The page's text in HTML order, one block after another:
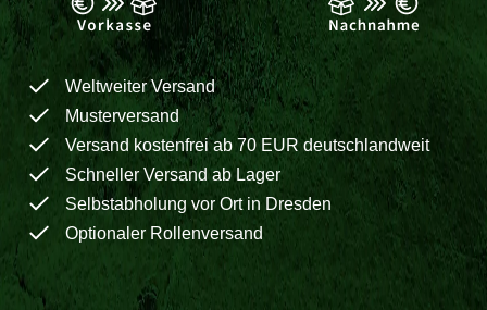
Weltweiter Versand
Musterversand
Versand kostenfrei ab 70 EUR deutschlandweit
Schneller Versand ab Lager
Selbstabholung vor Ort in Dresden
Optionaler Rollenversand